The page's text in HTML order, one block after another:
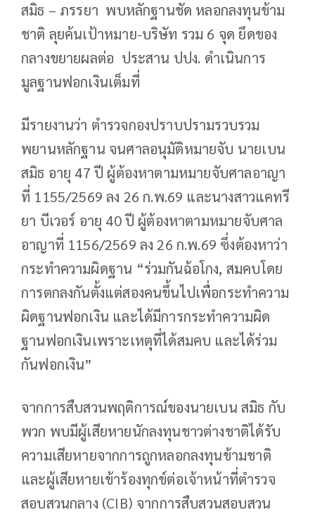
สมิธ – ภรรยา พบหลักฐานชัด หลอกลงทุนข้าม
ชาติ ลุยค้นเป้าหมาย-บริษัท รวม 6 จุด ยึดของ
กลางขยายผลต่อ ประสาน ปปง. ดำเนินการ
มูลฐานฟอกเงินเต็มที่
มีรายงานว่า ตำรวจกองปราบปรามรวบรวม
พยานหลักฐาน จนศาลอนุมัติหมายจับ นายเบน
สมิธ อายุ 47 ปี ผู้ต้องหาตามหมายจับศาลอาญา
ที่ 1155/2569 ลง 26 ก.พ.69 และนางสาวแคทรี
ยา บีเวอร์ อายุ 40 ปี ผู้ต้องหาตามหมายจับศาล
อาญาที่ 1156/2569 ลง 26 ก.พ.69 ซึ่งต้องหาว่า
กระทำความผิดฐาน “ร่วมกันฉ้อโกง, สมคบโดย
การตกลงกันตั้งแต่สองคนขึ้นไปเพื่อกระทำความ
ผิดฐานฟอกเงิน และได้มีการกระทำความผิด
ฐานฟอกเงินเพราะเหตุที่ได้สมคบ และได้ร่วม
กันฟอกเงิน”
จากการสืบสวนพฤติการณ์ของนายเบน สมิธ กับ
พวก พบมีผู้เสียหายนักลงทุนชาวต่างชาติได้รับ
ความเสียหายจากการถูกหลอกลงทุนข้ามชาติ
และผู้เสียหายเข้าร้องทุกข์ต่อเจ้าหน้าที่ตำรวจ
สอบสวนกลาง (CIB) จากการสืบสวนสอบสวน